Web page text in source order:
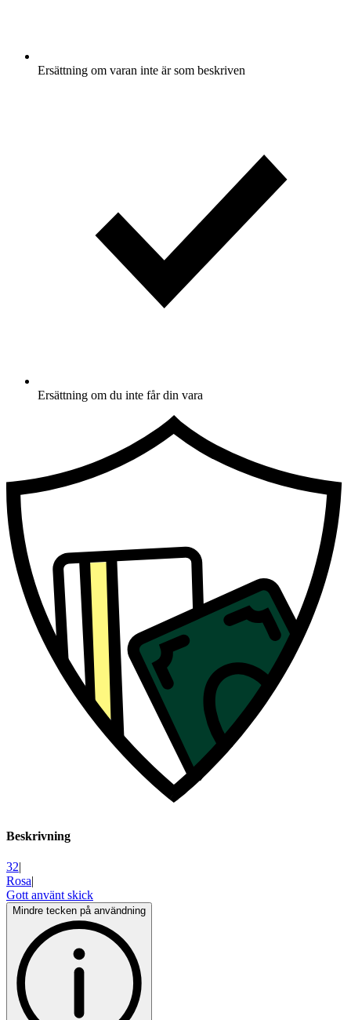
Ersättning om varan inte är som beskriven
Ersättning om du inte får din vara
Beskrivning
32|
Rosa|
Gott använt skick
Mindre tecken på användning